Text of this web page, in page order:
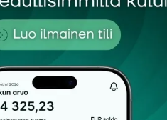
Sähköpostiosoitteesi